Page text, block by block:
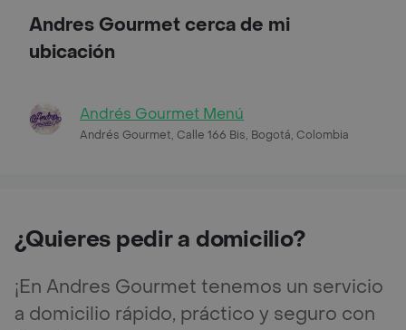
Andres Gourmet cerca de mi
ubicación
Andrés Gourmet Menú
Andrés Gourmet, Calle 166 Bis, Bogotá, Colombia
¿Quieres pedir a domicilio?
¡En Andres Gourmet tenemos un servicio
a domicilio rápido, práctico y seguro con